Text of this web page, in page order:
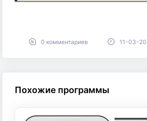
0 комментариев 11-03-
Похожие программы